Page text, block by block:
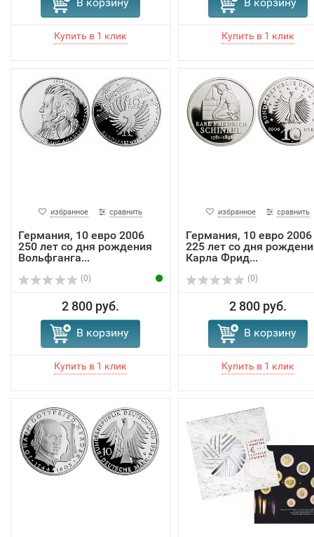
избранное сравнить
Германия, 10 евро 2006
250 лет со дня рождения
Вольфганга...
(0)
2 800 руб.
В корзину
избранное сравнить
Германия, 10 евро 2006
225 лет со дня
Карла Фрид...
(0)
2 800 руб.
В корзину